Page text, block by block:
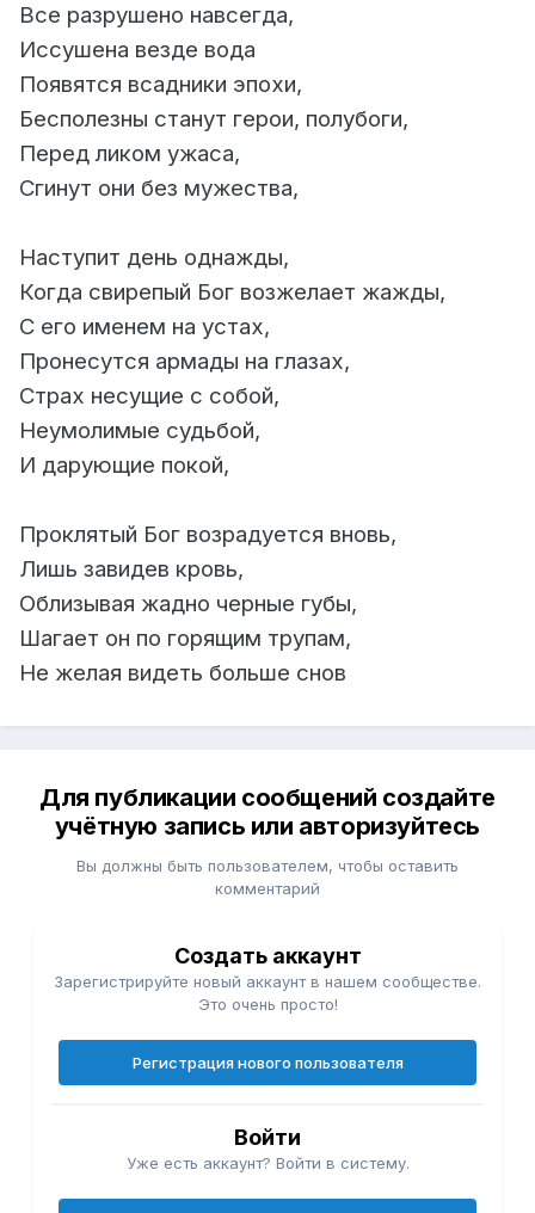
Все разрушено навсегда,
Иссушена везде вода
Появятся всадники эпохи,
Бесполезны станут герои, полубоги,
Перед ликом ужаса,
Сгинут они без мужества,
Наступит день однажды,
Когда свирепый Бог возжелает жажды,
С его именем на устах,
Пронесутся армады на глазах,
Страх несущие с собой,
Неумолимые судьбой,
И дарующие покой,
Проклятый Бог возрадуется вновь,
Лишь завидев кровь,
Облизывая жадно черные губы,
Шагает он по горящим трупам,
Не желая видеть больше снов
Для публикации сообщений создайте
учётную запись или авторизуйтесь
Вы должны быть пользователем, чтобы оставить
комментарий
Создать аккаунт
Зарегистрируйте новый аккаунт в нашем сообществе.
Это очень просто!
Регистрация нового пользователя
Войти
Уже есть аккаунт? Войти в систему.